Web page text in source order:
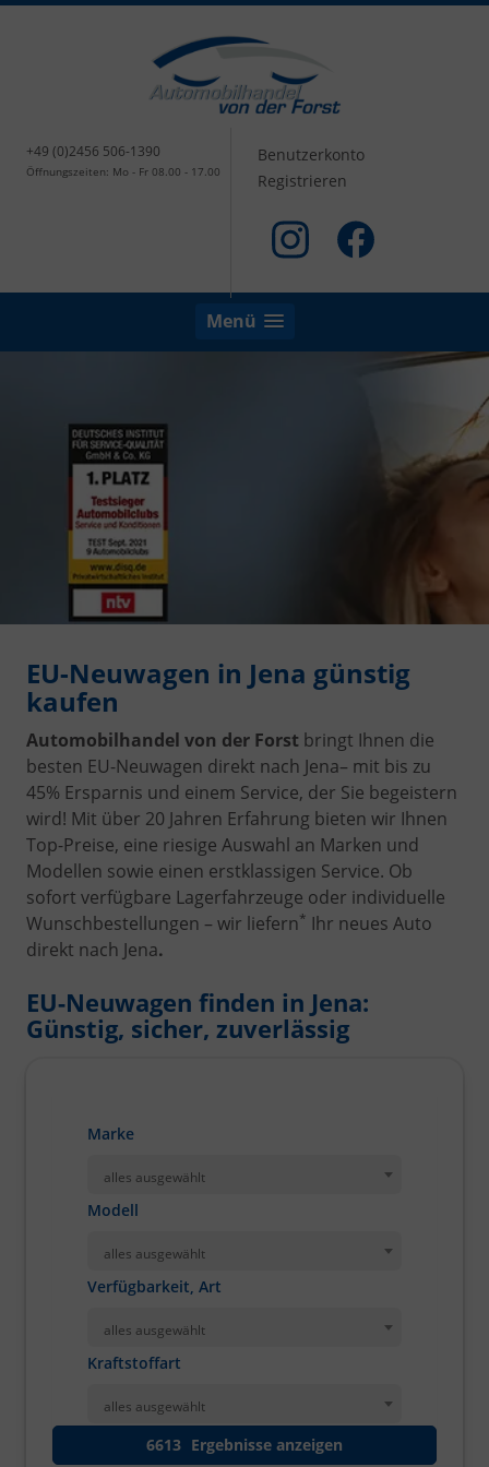
+49 (0)2456 506-1390
Öffnungszeiten: Mo - Fr 08.00 - 17.00
Benutzerkonto
Registrieren
Menü
EU-Neuwagen in Jena günstig
kaufen
Automobilhandel von der Forst bringt Ihnen die
besten EU-Neuwagen direkt nach Jena– mit bis zu
45% Ersparnis und einem Service, der Sie begeistern
wird! Mit über 20 Jahren Erfahrung bieten wir Ihnen
Top-Preise, eine riesige Auswahl an Marken und
Modellen sowie einen erstklassigen Service. Ob
sofort verfügbare Lagerfahrzeuge oder individuelle
Wunschbestellungen – wir liefern* Ihr neues Auto
direkt nach Jena.
EU-Neuwagen finden in Jena:
Günstig, sicher, zuverlässig
Marke
alles ausgewählt
Modell
alles ausgewählt
Verfügbarkeit, Art
alles ausgewählt
Kraftstoffart
alles ausgewählt
6613 Ergebnisse anzeigen